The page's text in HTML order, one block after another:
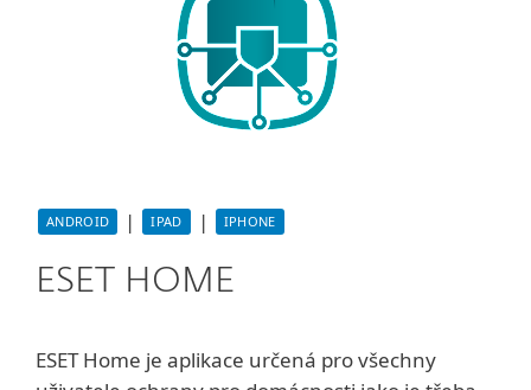
ANDROID | IPAD | IPHONE
ESET HOME
ESET Home je aplikace určená pro všechny